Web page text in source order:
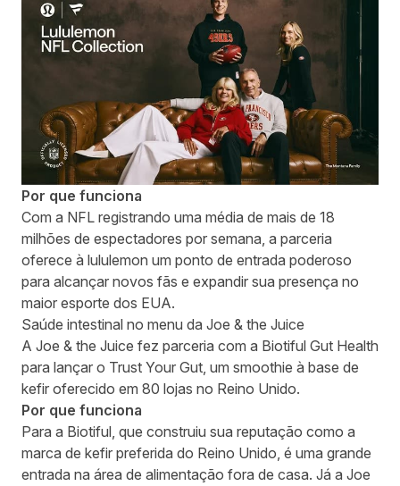
Por que funciona
Com a NFL registrando uma média de mais de 18
milhões de espectadores por semana, a parceria
oferece à lululemon um ponto de entrada poderoso
para alcançar novos fãs e expandir sua presença no
maior esporte dos EUA.
Saúde intestinal no menu da Joe & the Juice
A Joe & the Juice fez parceria com a Biotiful Gut Health
para lançar o Trust Your Gut, um smoothie à base de
kefir oferecido em 80 lojas no Reino Unido.
Por que funciona
Para a Biotiful, que construiu sua reputação como a
marca de kefir preferida do Reino Unido, é uma grande
entrada na área de alimentação fora de casa. Já a Joe